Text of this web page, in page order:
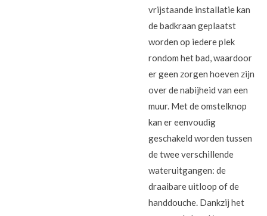
vrijstaande installatie kan
de badkraan geplaatst
worden op iedere plek
rondom het bad, waardoor
er geen zorgen hoeven zijn
over de nabijheid van een
muur. Met de omstelknop
kan er eenvoudig
geschakeld worden tussen
de twee verschillende
wateruitgangen: de
draaibare uitloop of de
handdouche. Dankzij het